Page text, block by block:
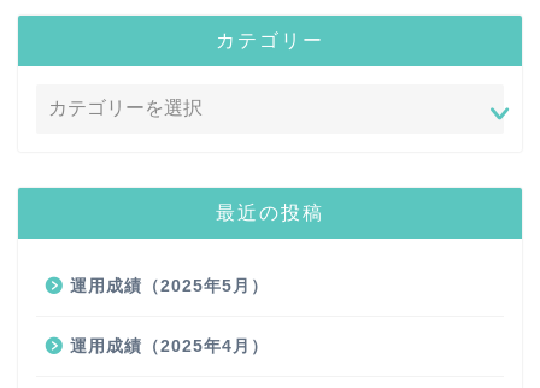
カテゴリー
最近の投稿
運用成績（2025年5月）
運用成績（2025年4月）